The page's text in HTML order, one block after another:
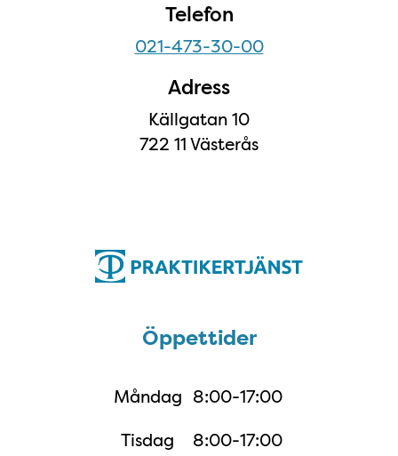
Telefon
021-473-30-00
Adress
Källgatan 10
722 11 Västerås
Öppettider
Måndag 8:00-17:00
Tisdag
8:00-17:00